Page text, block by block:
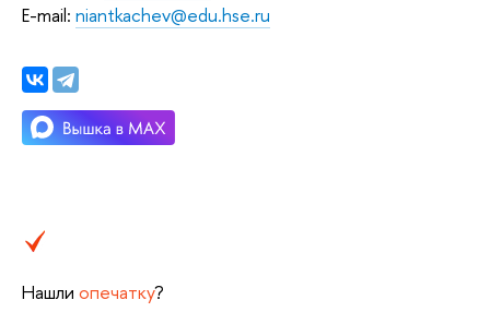
E-mail: niantkachev@edu.hse.ru
Нашли опечатку?